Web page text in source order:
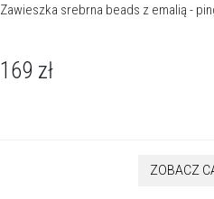
Zawieszka srebrna beads z emalią -
169 zł
ZOBACZ